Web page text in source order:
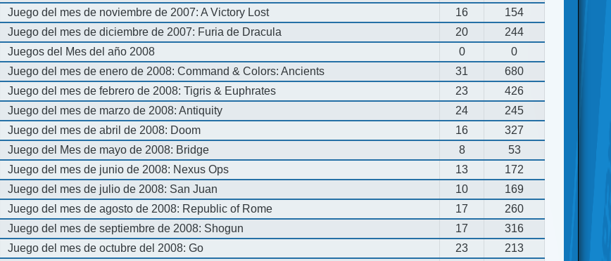
Juego del mes de noviembre de 2007: A Victory Lost 16
154
Juego del mes de diciembre de 2007: Furia de Dracula 20
244
Juegos del Mes del año 2008 0
0
Juego del mes de enero de 2008: Command & Colors: Ancients 31
680
Juego del mes de febrero de 2008: Tigris & Euphrates 23
426
Juego del mes de marzo de 2008: Antiquity 24
245
Juego del mes de abril de 2008: Doom 16
327
Juego del Mes de mayo de 2008: Bridge 8
53
Juego del mes de junio de 2008: Nexus Ops 13
172
Juego del mes de julio de 2008: San Juan 10
169
Juego del mes de agosto de 2008: Republic of Rome 17
260
Juego del mes de septiembre de 2008: Shogun 17
316
Juego del mes de octubre del 2008: Go 23
213